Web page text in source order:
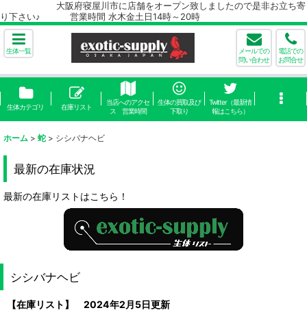
大阪府寝屋川市に店舗をオープン致しましたので是非お立ち寄
り下さい♪ 営業時間 水木金土日14時～20時
生体一覧
メールでの
問い合わせ
電話での
お問合せ
生体カテゴリ 在庫リスト
当店へのアクセ
ス 営業時間
生体の買取及び
下取り
Twitter（最新情
報はこちら）
ホーム > 蛇 > シシバナヘビ
最新の在庫状況
最新の在庫リストはこちら！
シシバナヘビ
【在庫リスト】 2024年2月5日更新